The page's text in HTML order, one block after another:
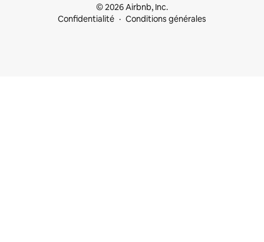
© 2026 Airbnb, Inc.
Confidentialité
Conditions générales